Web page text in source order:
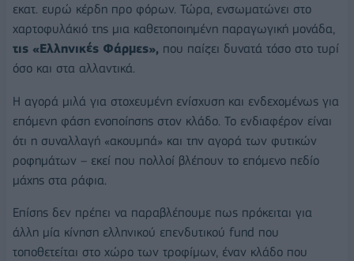
εκατ. ευρώ κέρδη προ φόρων. Τώρα, ενσωματώνει στο
χαρτοφυλάκιό της μια καθετοποιημένη παραγωγική μονάδα,
τις «Ελληνικές Φάρμες», που παίζει δυνατά τόσο στο τυρί
όσο και στα αλλαντικά.
Η αγορά μιλά για στοχευμένη ενίσχυση και ενδεχομένως για
επόμενη φάση ενοποίησης στον κλάδο. Το ενδιαφέρον είναι
ότι η συναλλαγή «ακουμπά» και την αγορά των φυτικών
ροφημάτων – εκεί που πολλοί βλέπουν το επόμενο πεδίο
μάχης στα ράφια.
Επίσης δεν πρέπει να παραβλέπουμε πως πρόκειται για
άλλη μία κίνηση ελληνικού επενδυτικού fund που
τοποθετείται στο χώρο των τροφίμων, έναν κλάδο που